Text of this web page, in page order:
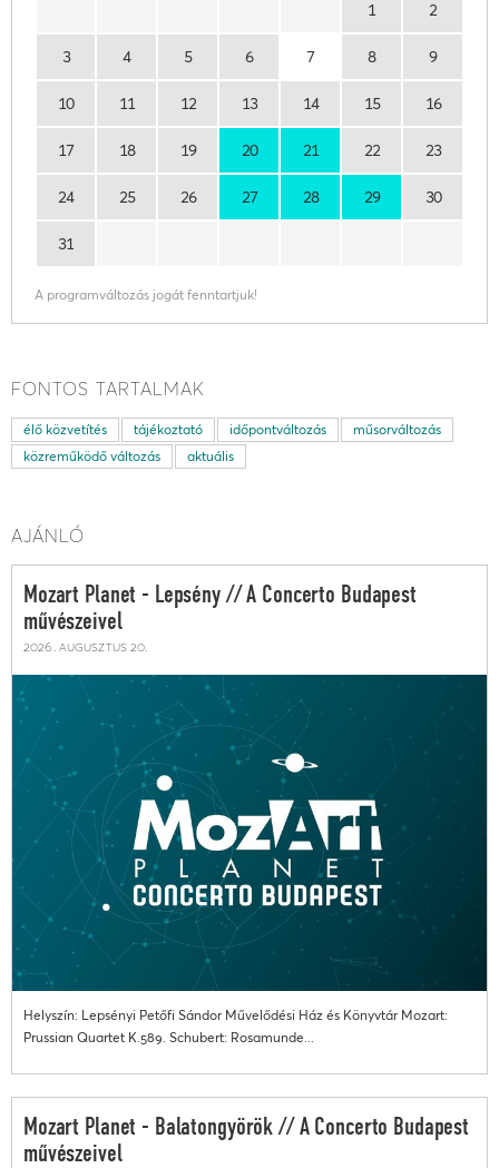
1 2
3 4 5 6 7 8 9
10 11 12 13 14 15 16
17 18 19 20 21 22 23
24 25 26 27 28 29 30
31
A programváltozás jogát fenntartjuk!
FONTOS TARTALMAK
élő közvetítés tájékoztató időpontváltozás
műsorváltozás
közreműködő változás
aktuális
AJÁNLÓ
Mozart Planet - Lepsény // A Concerto Budapest
művészeivel
2026. augusztus 20.
Helyszín: Lepsényi Petőfi Sándor Művelődési Ház és Könyvtár Mozart:
Prussian Quartet K.589. Schubert: Rosamunde...
Mozart Planet - Balatongyörök // A Concerto Budapest
művészeivel